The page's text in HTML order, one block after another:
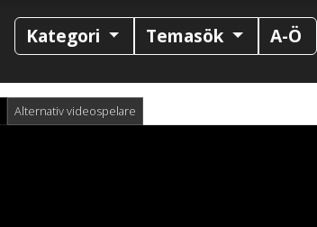
Kategori Temasök A-Ö
Alternativ videospelare